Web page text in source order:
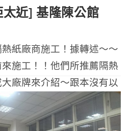
近] 基隆陳公館
紙廠商施工！據轉述～～
施工！！他們所推薦隔熱
廠牌來介紹～跟本沒有以
隔熱紙！